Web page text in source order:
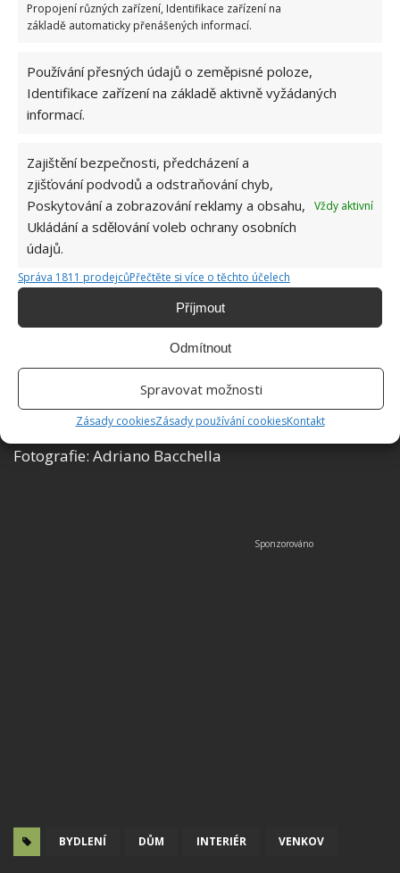
Propojení různých zařízení, Identifikace zařízení na
základě automaticky přenášených informací.
Používání přesných údajů o zeměpisné poloze,
Identifikace zařízení na základě aktivně vyžádaných
informací.
Zajištění bezpečnosti, předcházení a
zjišťování podvodů a odstraňování chyb,
Poskytování a zobrazování reklamy a obsahu,
Ukládání a sdělování voleb ochrany osobních
údajů.
Vždy aktivní
Správa 1811 prodejcůPřečtěte si více o těchto účelech
Příjmout
Odmítnout
Spravovat možnosti
Zásady cookiesZásady používání cookiesKontakt
vyrobeny textilie, od nejrůznějších přehozů a
V obývacím pokoji se nachází krb, který místnosti
dodá teplo i atmosféru. Z barev kromě nejrůznějších
hnědých odstínů dřeva domu dominuje ještě béžová
Fotografie: Adriano Bacchella
BYDLENÍ DŮM INTERIÉR VENKOV